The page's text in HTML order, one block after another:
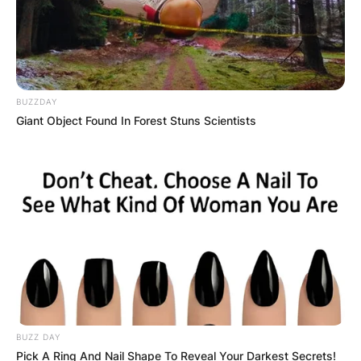
BUZZDAY
Giant Object Found In Forest Stuns Scientists
BUZZ DAY
Pick A Ring And Nail Shape To Reveal Your Darkest Secrets!